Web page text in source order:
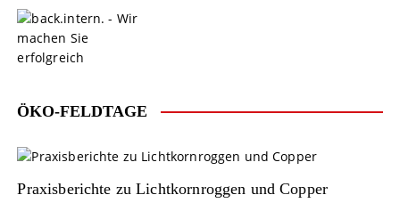
ÖKO-FELDTAGE
Praxisberichte zu Lichtkornroggen und Copper